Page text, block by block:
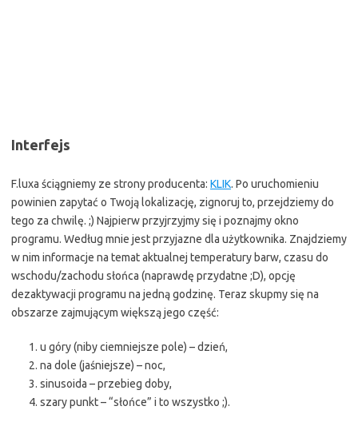
Interfejs
F.luxa ściągniemy ze strony producenta: KLIK. Po uruchomieniu
powinien zapytać o Twoją lokalizację, zignoruj to, przejdziemy do
tego za chwilę. ;) Najpierw przyjrzyjmy się i poznajmy okno
programu. Według mnie jest przyjazne dla użytkownika. Znajdziemy
w nim informacje na temat aktualnej temperatury barw, czasu do
wschodu/zachodu słońca (naprawdę przydatne ;D), opcję
dezaktywacji programu na jedną godzinę. Teraz skupmy się na
obszarze zajmującym większą jego część:
u góry (niby ciemniejsze pole) – dzień,
na dole (jaśniejsze) – noc,
sinusoida – przebieg doby,
szary punkt – “słońce” i to wszystko ;).